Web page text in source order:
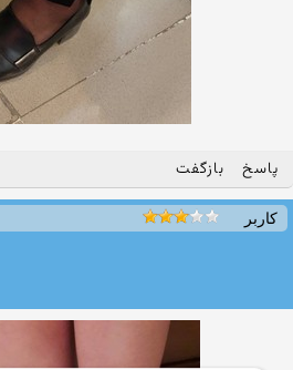
پاسخ بازگفت
کاربر